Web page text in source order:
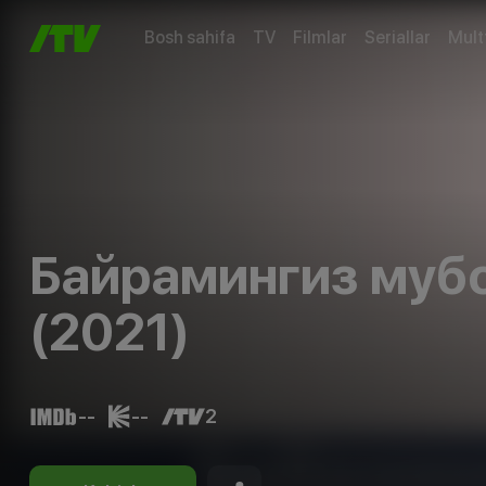
Bosh sahifa TV Filmlar Seriallar
Байрамингиз
(2021)
-- -- 2